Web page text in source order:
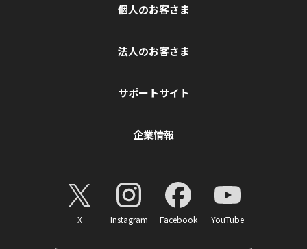
個人のお客さま
法人のお客さま
サポートサイト
企業情報
X Instagram Facebook YouTube